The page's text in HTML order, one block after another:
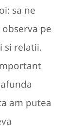
sa ne
pe
si relatii.
am putea